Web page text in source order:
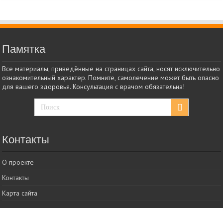
Памятка
Все материалы, приведённые на страницах сайта, носят исключительно
ознакомительный характер. Помните, самолечение может быть опасно
для вашего здоровья. Консультация с врачом обязательна!
Контакты
О проекте
Контакты
Карта сайта